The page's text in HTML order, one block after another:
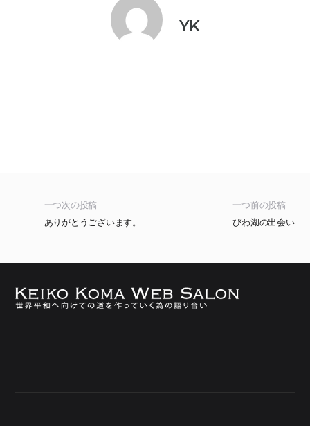
YK
一つ前の投稿
びわ湖の出会い
一つ次の投稿
ありがとうございます。